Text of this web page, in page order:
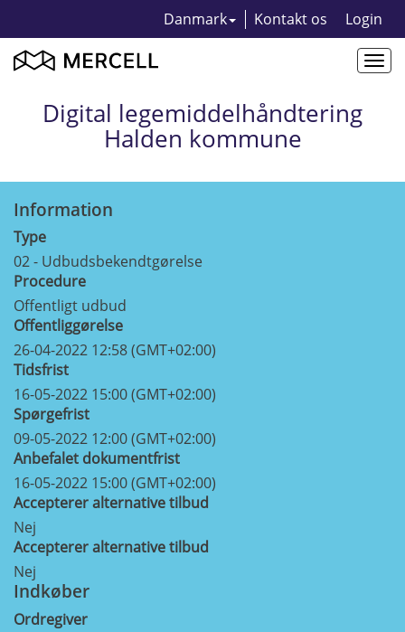
Danmark Kontakt os Login
Digital legemiddelhåndtering
Halden kommune
Information
Type
02 - Udbudsbekendtgørelse
Procedure
Offentligt udbud
Offentliggørelse
26-04-2022 12:58 (GMT+02:00)
Tidsfrist
16-05-2022 15:00 (GMT+02:00)
Spørgefrist
09-05-2022 12:00 (GMT+02:00)
Anbefalet dokumentfrist
16-05-2022 15:00 (GMT+02:00)
Accepterer alternative tilbud
Nej
Accepterer alternative tilbud
Nej
Indkøber
Ordregiver